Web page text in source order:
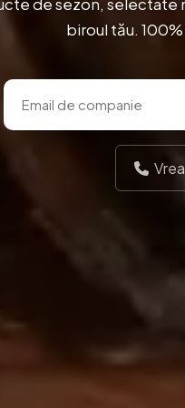
de sezon, selectate
biroul tău.